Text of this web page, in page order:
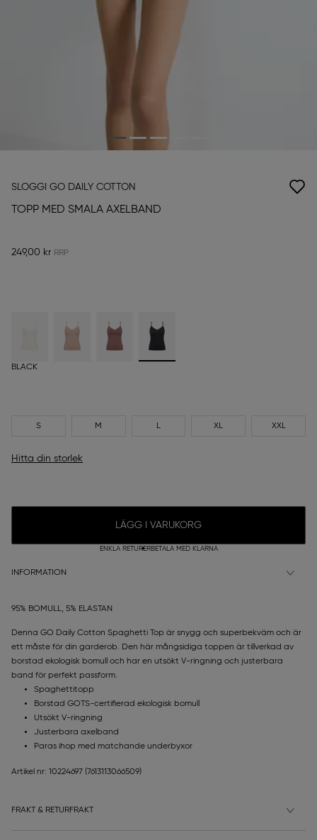
SLOGGI GO DAILY COTTON
TOPP MED SMALA AXELBAND
249,00 kr
BLACK
S M L XL XXL
Hitta din storlek
LÄGG I VARUKORG
ENKLA RETURERBETALA MED KLARNA
INFORMATION
95% BOMULL, 5% ELASTAN
Denna GO Daily Cotton Spaghetti Top är snygg och superbekväm och är
ett måste för din garderob. Den här mångsidiga toppen är tillverkad av
borstad ekologisk bomull och har en utsökt V-ringning och justerbara
band för perfekt passform.
Spaghettitopp
Borstad GOTS-certifierad ekologisk bomull
Utsökt V-ringning
Justerbara axelband
Paras ihop med matchande underbyxor
Artikel nr: 10224697 (7613113066509)
FRAKT & RETURFRAKT